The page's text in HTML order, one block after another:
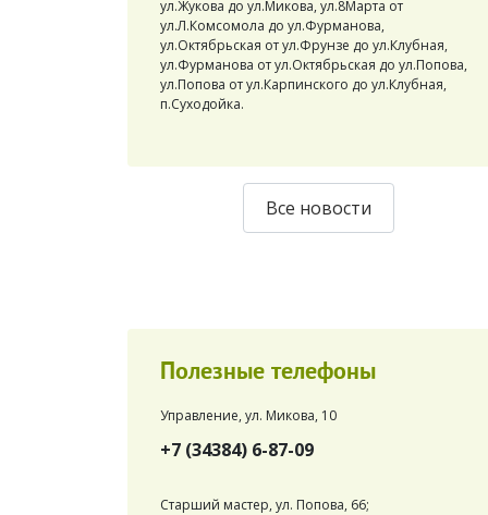
ул.Жукова до ул.Микова, ул.8Марта от
ул.Л.Комсомола до ул.Фурманова,
ул.Октябрьская от ул.Фрунзе до ул.Клубная,
ул.Фурманова от ул.Октябрьская до ул.Попова,
ул.Попова от ул.Карпинского до ул.Клубная,
п.Суходойка.
Все новости
Полезные телефоны
Управление, ул. Микова, 10
+7 (34384) 6-87-09
Старший мастер, ул. Попова, 66;